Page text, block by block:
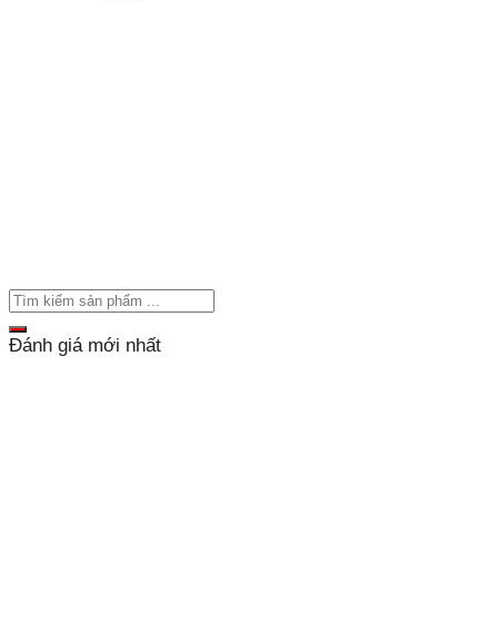
Đánh giá mới nhất